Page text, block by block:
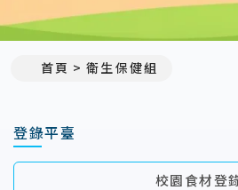
首頁 衛生保健組
登錄平臺
校園食材登